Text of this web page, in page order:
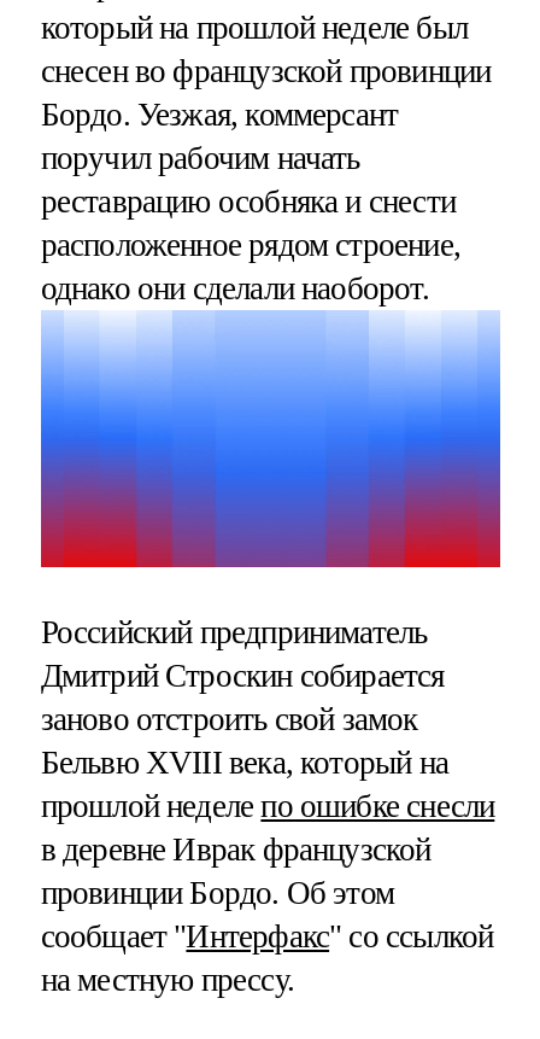
который на прошлой неделе был
снесен во французской провинции
Бордо. Уезжая, коммерсант
поручил рабочим начать
реставрацию особняка и снести
расположенное рядом строение,
однако они сделали наоборот.
Российский предприниматель
Дмитрий Строскин собирается
заново отстроить свой замок
Бельвю XVIII века, который на
прошлой неделепо ошибке снесли
в деревне Иврак французской
провинции Бордо. Об этом
сообщает "Интерфакс" со ссылкой
на местную прессу.